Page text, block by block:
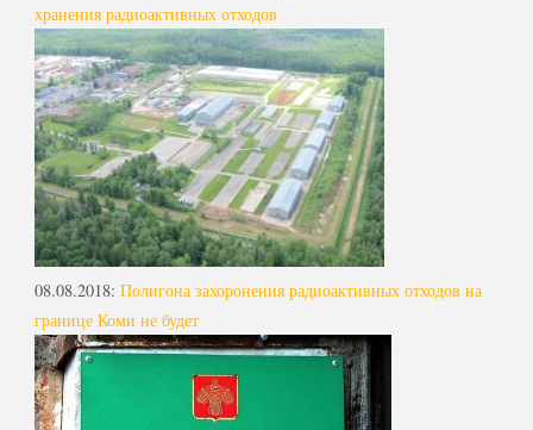
хранения радиоактивных отходов
08.08.2018: Полигона захоронения радиоактивных отходов на
границе Коми не будет